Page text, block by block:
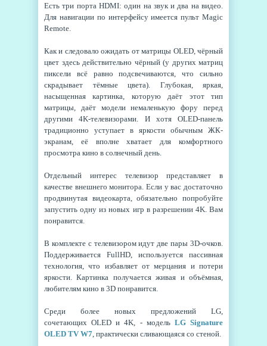
Есть три порта HDMI: один на звук и два на видео.
Для навигации по интерфейсу имеется пульт Magic
Remote.
Как и следовало ожидать от матрицы OLED, чёрный
цвет здесь действительно чёрный (у других матриц
пиксели всё равно подсвечиваются, что сильно
скрадывает тёмные цвета). Глубокая, яркая,
насыщенная картинка, которую даёт этот тип
матрицы, даёт модели немаленькую фору перед
другими 4K-телевизорами. И хотя OLED-панель
традиционно уступает в яркости обычным ЖК-
экранам, её вполне хватает для комфортного
просмотра кино в солнечный день.
Отдельный интерес телевизор представляет в
качестве внешнего монитора. Если у вас достаточно
продвинутая видеокарта, обязательно попробуйте
запустить одну из новых игр в разрешении 4K. Вам
понравится.
В комплекте с телевизором идут две пары 3D-очков.
Поддерживается FullHD, используется пассивная
технология, что избавляет от мерцания и потери
яркости. Картинка получается живая и объёмная,
любителям кино в 3D понравится.
Среди более новых предложений LG,
сочетающих OLED и 4K, - модель LG Signature
OLED TV W7, практически сливающаяся со стеной.